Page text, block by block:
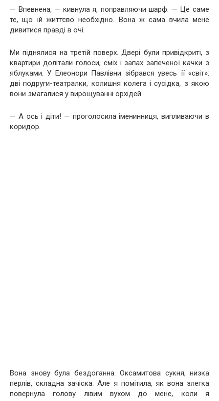
— Впевнена, — кивнула я, поправляючи шарф. — Це саме
те, що їй життєво необхідно. Вона ж сама вчила мене
дивитися правді в очі.
Ми піднялися на третій поверх. Двері були привідкриті, з
квартири долітали голоси, сміх і запах запеченої качки з
яблуками. У Елеонори Павлівни зібрався увесь її «світ»:
дві подруги-театралки, колишня колега і сусідка, з якою
вони змагалися у вирощуванні орхідей.
— А ось і діти! — проголосила іменинниця, випливаючи в
коридор.
Вона знову була бездоганна. Оксамитова сукня, низка
перлів, складна зачіска. Але я помітила, як вона злегка
повернула голову лівим вухом до мене, коли я